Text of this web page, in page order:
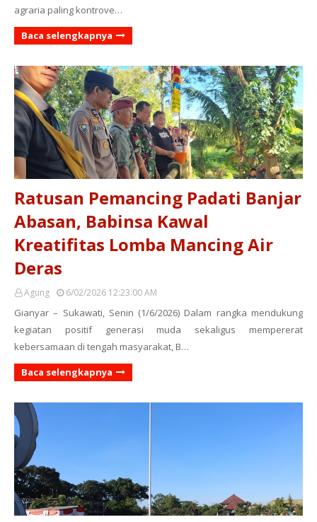
agraria paling kontrove…
Baca selengkapnya
Ratusan Pemancing Padati Banjar
Abasan, Babinsa Kawal
Kreatifitas Lomba Mancing Air
Deras
Agung 6/02/2026 12:23:00 AM
Gianyar – Sukawati, Senin (1/6/2026) Dalam rangka mendukung
kegiatan positif generasi muda sekaligus mempererat
kebersamaan di tengah masyarakat, B…
Baca selengkapnya